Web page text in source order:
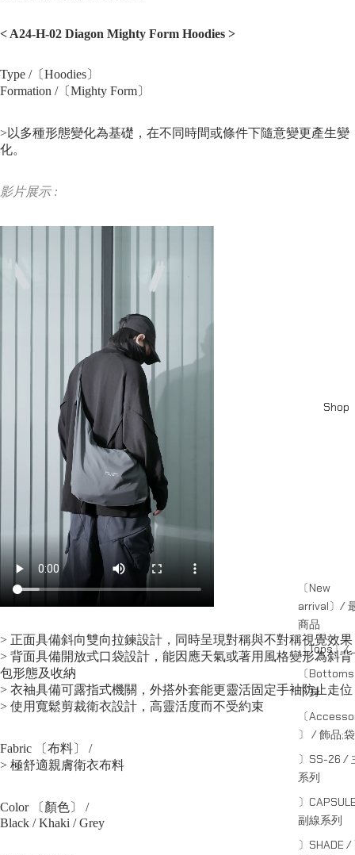
Shop
〔New
arrival〕/
商品
〔Tops〕/
〔
下身
〔
〕 / 飾品;袋
〕SS-26 /
系列
〕
副線系列
〕SHADE /
< A24-H-02 Diagon Mighty Form Hoodies >
Type /〔Hoodies〕
Formation /〔Mighty Form〕
>以多種形態變化為基礎，在不同時間或條件下隨意變更產生變
化。
影片展示 :
> 正面具備斜向雙向拉鍊設計，同時呈現對稱與不對稱視覺效果
> 背面具備開放式口袋設計，能因應天氣或著用風格變形為斜背
包形態及收納
> 衣袖具備可露指式機關，外搭外套能更靈活固定手袖防止走位
> 使用寬鬆剪裁衛衣設計，高靈活度而不受約束
Fabric 〔布料〕 /
> 極舒適親膚衛衣布料
Color 〔顏色〕 /
Black / Khaki / Grey